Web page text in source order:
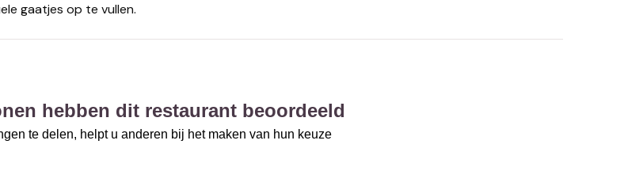
gaatjes op te vullen.
hebben dit restaurant beoordeeld
te delen, helpt u anderen bij het maken van hun keuze